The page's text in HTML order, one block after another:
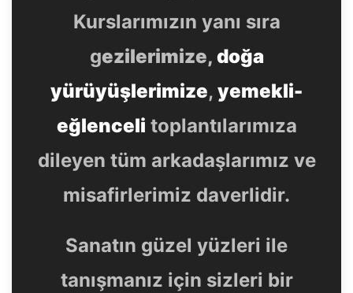
Kurslarımızın yanı sıra
gezilerimize, doğa
yürüyüşlerimize, yemekli-
eğlenceli toplantılarımıza
dileyen tüm arkadaşlarımız ve
misafirlerimiz daverlidir.
Sanatın güzel yüzleri ile
tanışmanız için sizleri bir